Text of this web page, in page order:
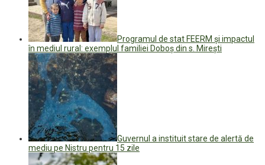
Programul de stat FEERM și impactul
în mediul rural: exemplul familiei Doboș din s. Mirești
Guvernul a instituit stare de alertă de
mediu pe Nistru pentru 15 zile